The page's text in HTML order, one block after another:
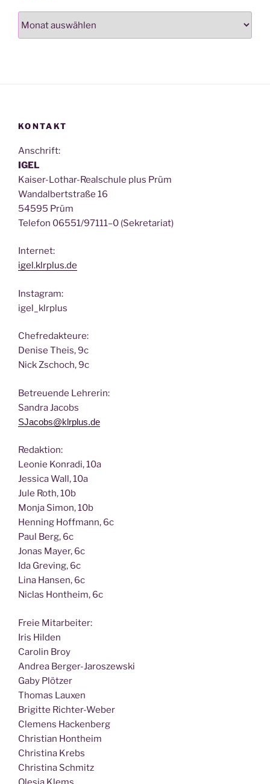
KONTAKT
Anschrift:
IGEL
Kai­ser-Lothar-Real­schu­le plus Prüm
Wan­dal­bert­stra­ße 16
54595 Prüm
Tele­fon 06551/97111–0 (Sekre­ta­ri­at)
Inter­net:
igel.klrplus.de
Insta­gram:
igel_klrplus
Chef­re­dak­teu­re:
Deni­se Theis, 9c
Nick Zscho­ch, 9c
Betreu­en­de Lehrerin:
San­dra Jacobs
SJacobs@klrplus.de
Redak­ti­on:
Leo­nie Kon­ra­di, 10a
Jes­si­ca Wall, 10a
Jule Roth, 10b
Mon­ja Simon, 10b
Hen­ning Hoff­mann, 6c
Paul Berg, 6c
Jonas May­er, 6c
Ida Gre­ving, 6c
Lina Han­sen, 6c
Nic­las Hont­heim, 6c
Freie Mit­ar­bei­ter:
Iris Hilden
Caro­lin Broy
Andrea Berger-Jaroszewski
Gaby Plötzer
Tho­mas Lauxen
Bri­git­te Richter-Weber
Cle­mens Hackenberg
Chris­ti­an Hontheim
Chris­ti­na Krebs
Chris­ti­na Schmitz